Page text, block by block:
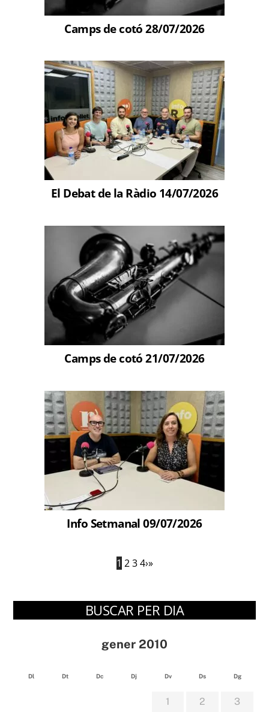
Camps de cotó 28/07/2026
El Debat de la Ràdio 14/07/2026
Camps de cotó 21/07/2026
Info Setmanal 09/07/2026
1 2 3 4›»
BUSCAR PER DIA
gener 2010
Dl Dt Dc Dj Dv Ds Dg
1 2 3